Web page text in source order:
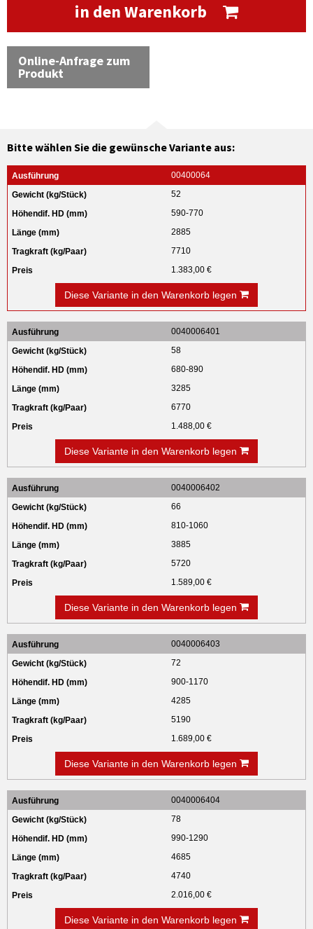
in den Warenkorb
Online-Anfrage zum
Produkt
Bitte wählen Sie die gewünsche Variante aus:
00400064
52
590-770
2885
7710
1.383,00 €
Diese Variante in den Warenkorb legen
0040006401
58
680-890
3285
6770
1.488,00 €
Diese Variante in den Warenkorb legen
0040006402
66
810-1060
3885
5720
1.589,00 €
Diese Variante in den Warenkorb legen
0040006403
72
900-1170
4285
5190
1.689,00 €
Diese Variante in den Warenkorb legen
0040006404
78
990-1290
4685
4740
2.016,00 €
Diese Variante in den Warenkorb legen